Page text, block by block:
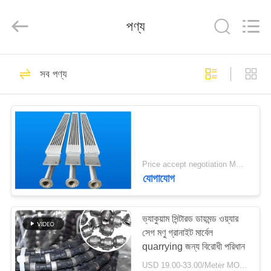
পণ্য
কারখানা
ভ্রমণ
মান
LTD.
অ বোনা উপাদান
শিল্প রোলার
369
পণ্য
সব পণ্য
Price accept negotiation MOQ:1 বিন্যাস করুন
যোগাযোগ
ভ্যাকুয়াম সিন্টারড ডায়মন্ড ওয়্যার
সেগ মণু গ্রানাইট মার্বেল
quarrying জন্য বিরোধী পরিধান
USD 19.00-33.00/Meter MOQ:৫০ মিটার